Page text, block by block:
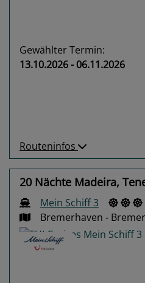
Gewählter Termin:
13.10.2026 - 06.11.2026
Routeninfos
20 Nächte Madeira,
Mein Schiff 3
Bremerhaven -